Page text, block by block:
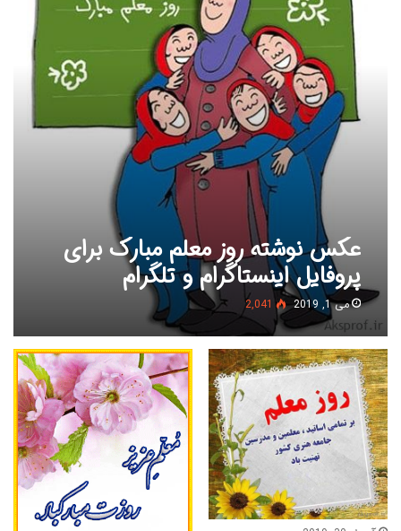
عکس نوشته روز معلم مبارک برای
پروفایل اینستاگرام و تلگرام
می 1, 2019 2,041